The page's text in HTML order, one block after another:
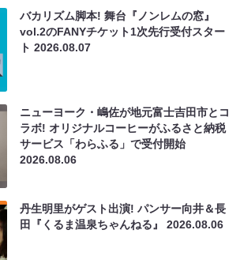
バカリズム脚本! 舞台『ノンレムの窓』
vol.2のFANYチケット1次先行受付スター
ト2026.08.07
ニューヨーク・嶋佐が地元富士吉田市とコ
ラボ! オリジナルコーヒーがふるさと納税
サービス「わらふる」で受付開始
2026.08.06
丹生明里がゲスト出演! パンサー向井＆長
田『くるま温泉ちゃんねる』2026.08.06